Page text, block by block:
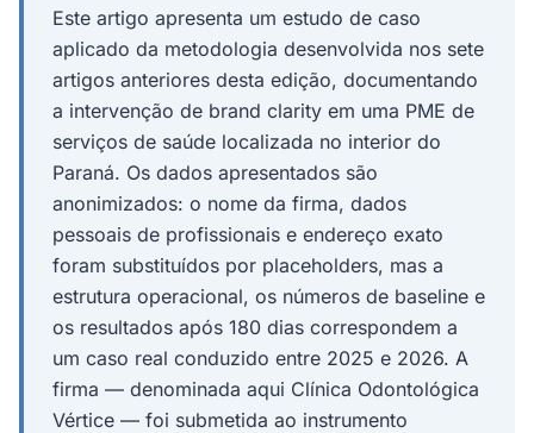
Este artigo apresenta um estudo de caso
aplicado da metodologia desenvolvida nos sete
artigos anteriores desta edição, documentando
a intervenção de brand clarity em uma PME de
serviços de saúde localizada no interior do
Paraná. Os dados apresentados são
anonimizados: o nome da firma, dados
pessoais de profissionais e endereço exato
foram substituídos por placeholders, mas a
estrutura operacional, os números de baseline e
os resultados após 180 dias correspondem a
um caso real conduzido entre 2025 e 2026. A
firma — denominada aqui Clínica Odontológica
Vértice — foi submetida ao instrumento